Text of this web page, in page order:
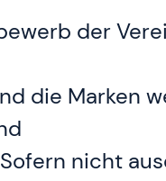
der
die Marken
nicht